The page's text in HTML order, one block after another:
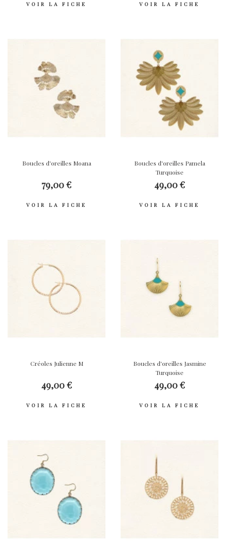
VOIR LA FICHE VOIR LA FICHE
Boucles d'oreilles Moana
79,00 €
VOIR LA FICHE
Boucles d'oreilles Pamela
Turquoise
49,00 €
VOIR LA FICHE
Créoles Julienne M
49,00 €
VOIR LA FICHE
Boucles d'oreilles Jasmine
Turquoise
49,00 €
VOIR LA FICHE